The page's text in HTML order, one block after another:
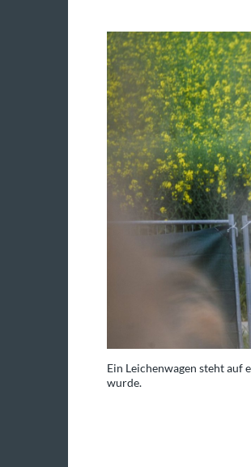
Ein Leichenwagen steht auf
wurde.